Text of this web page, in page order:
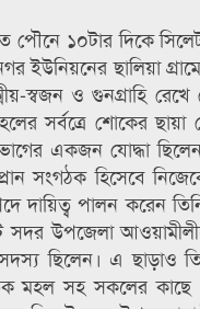
পৌনে ১০টার দিকে
ইউনিয়নের ছালিয়া
স্বজন ও গুনগ্রাহি রেখে
সর্বত্রে শোকের ছায়া
একজন যোদ্ধা
সংগঠক হিসেবে
দায়িত্ব পালন করেন
উপজেলা
ছিলেন। এ ছাড়াও
মহল সহ সকলের কাছে